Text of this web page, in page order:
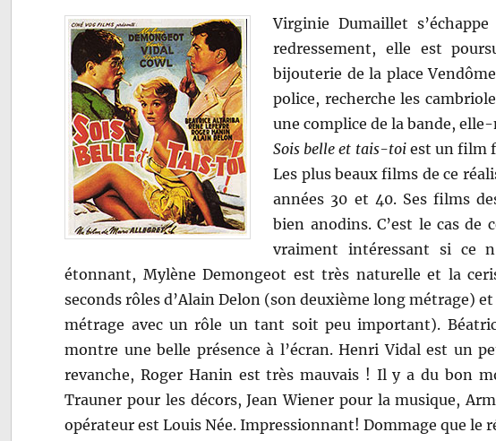
Virginie Dumaillet
redressement, elle est
bijouterie de la place
police, recherche les
une complice de la bande,
Sois belle et tais-toiest un film
Les plus beaux films de ce
années 30 et 40. Ses films
bien anodins. C’est le cas de
vraiment intéressant si ce
étonnant, Mylène Demongeot est très naturelle et la
seconds rôles d’Alain Delon (son deuxième long métrage)
métrage avec un rôle un tant soit peu important).
montre une belle présence à l’écran. Henri Vidal est un
revanche, Roger Hanin est très mauvais ! Il y a du bon
Trauner pour les décors, Jean Wiener pour la musique,
opérateur est Louis Née. Impressionnant! Dommage que le